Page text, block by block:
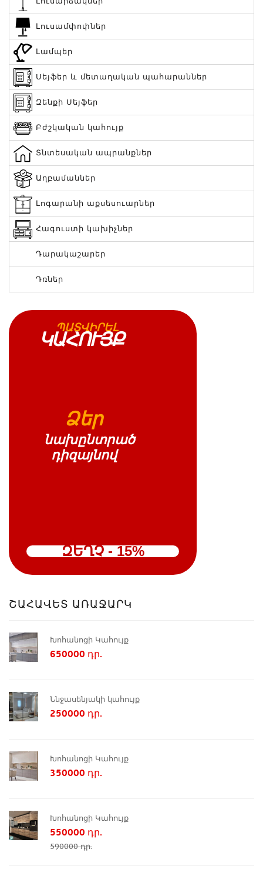
Լուսամփոփներ
Լամպեր
Սեյֆեր և մետաղական պահարաններ
Զենքի Սեյֆեր
Բժշկական կահույք
Տնտեսական ապրանքներ
Աղբամաններ
Լոգարանի աքսեսուարներ
Հագուստի կախիչներ
Դարակաշարեր
Դռներ
ՊԱՏՎԻՐԵԼ
ԿԱՀՈՒՅՔ
Ձեր
նախընտրած
դիզայնով
ԶԵՂՉ - 15%
ՇԱՀԱՎԵՏ ԱՌԱՋԱՐԿ
Խոհանոցի Կահույք
650000 դր.
Ննջասենյակի կահույք
250000 դր.
Խոհանոցի Կահույք
350000 դր.
Խոհանոցի Կահույք
550000 դր.
590000 դր.